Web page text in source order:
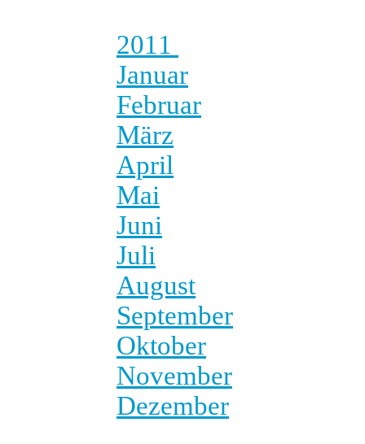
2011
Januar
Februar
März
April
Mai
Juni
Juli
August
September
Oktober
November
Dezember